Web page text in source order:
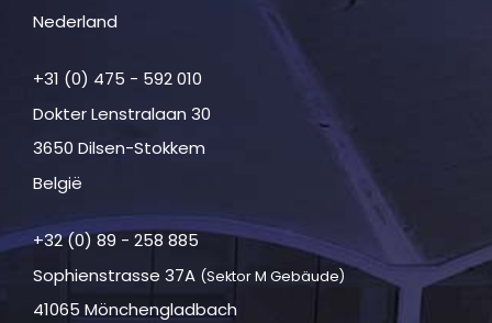
Nederland
+31 (0) 475 - 592 010
Dokter Lenstralaan 30
3650 Dilsen-Stokkem
België
+32 (0) 89 - 258 885
Sophienstrasse 37A (Sektor M Gebäude)
41065 Mönchengladbach